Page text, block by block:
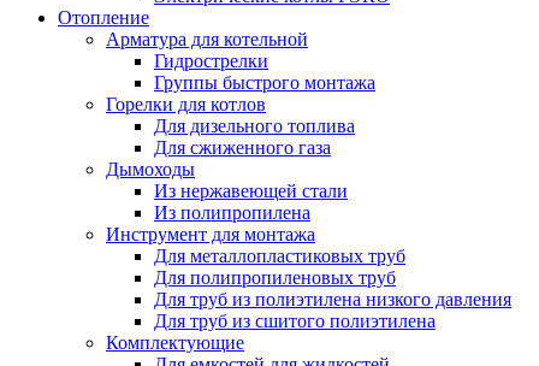
Отопление
Арматура для котельной
Гидрострелки
Группы быстрого монтажа
Горелки для котлов
Для дизельного топлива
Для сжиженного газа
Дымоходы
Из нержавеющей стали
Из полипропилена
Инструмент для монтажа
Для металлопластиковых труб
Для полипропиленовых труб
Для труб из полиэтилена низкого давления
Для труб из сшитого полиэтилена
Комплектующие